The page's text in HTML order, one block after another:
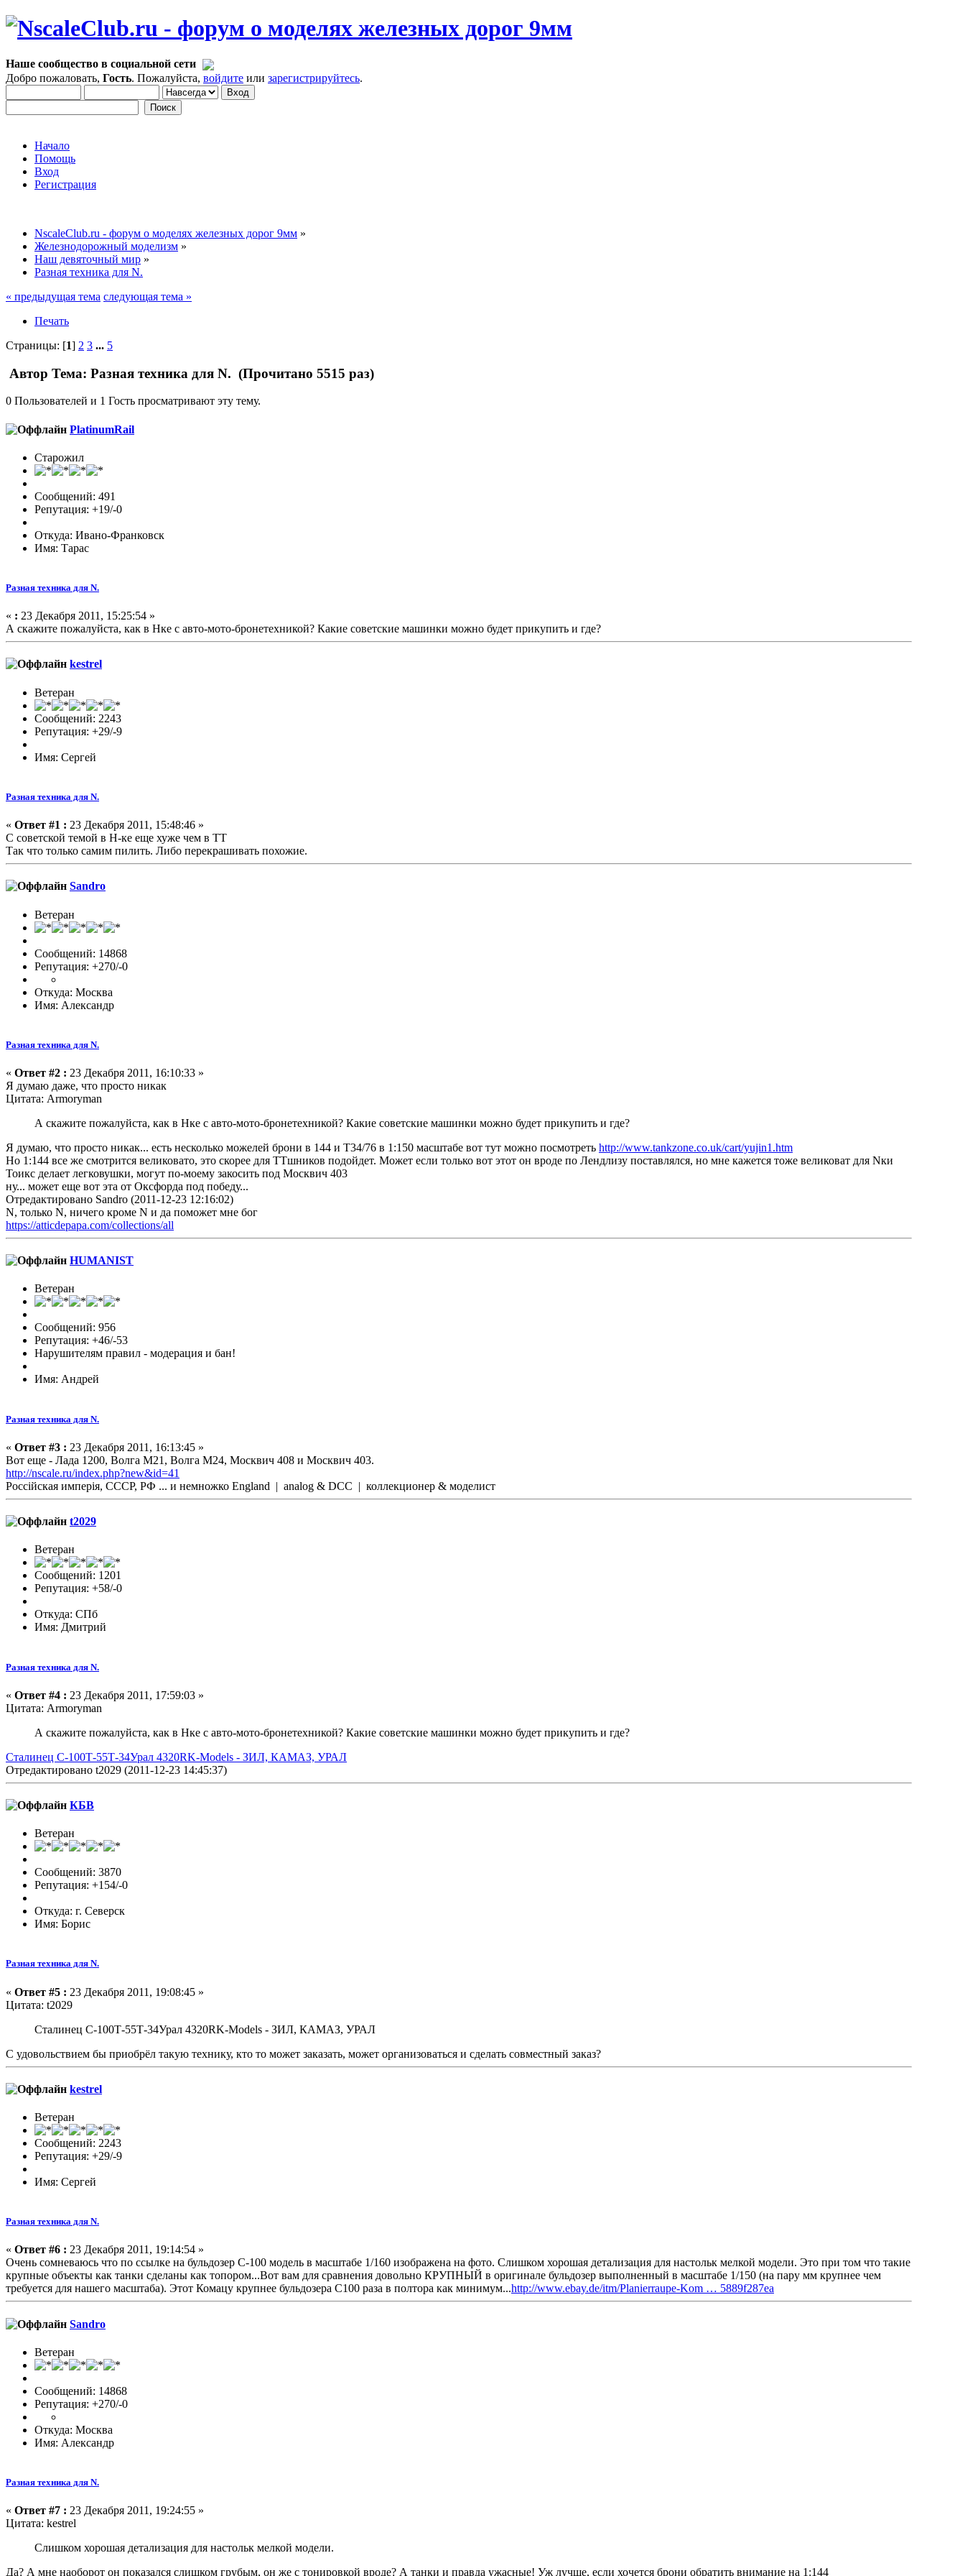
Наше сообщество в социальной сети
Добро пожаловать, Гость. Пожалуйста, войдите или зарегистрируйтесь.
Начало
Помощь
Вход
Регистрация
NscaleClub.ru - форум о моделях железных дорог 9мм »
Железнодорожный моделизм »
Наш девяточный мир »
Разная техника для N.
« предыдущая тема следующая тема »
Печать
Страницы: [1] 2 3 ... 5
Автор Тема: Разная техника для N. (Прочитано 5515 раз)
0 Пользователей и 1 Гость просматривают эту тему.
PlatinumRail
Старожил
Сообщений: 491
Репутация: +19/-0
Откуда: Ивано-Франковск
Имя: Тарас
Разная техника для N.
« : 23 Декабря 2011, 15:25:54 »
А скажите пожалуйста, как в Нке с авто-мото-бронетехникой? Какие советские машинки можно будет прикупить и где?
kestrel
Ветеран
Сообщений: 2243
Репутация: +29/-9
Имя: Сергей
Разная техника для N.
« Ответ #1 : 23 Декабря 2011, 15:48:46 »
C советской темой в Н-ке еще хуже чем в ТТ
Так что только самим пилить. Либо перекрашивать похожие.
Sandro
Ветеран
Сообщений: 14868
Репутация: +270/-0
Откуда: Москва
Имя: Александр
Разная техника для N.
« Ответ #2 : 23 Декабря 2011, 16:10:33 »
Я думаю даже, что просто никак
Цитата: Armoryman
А скажите пожалуйста, как в Нке с авто-мото-бронетехникой? Какие советские машинки можно будет прикупить и где?
Я думаю, что просто никак... есть несколько можелей брони в 144 и Т34/76 в 1:150 масштабе вот тут можно посмотреть http://www.tankzone.co.uk/cart/yujin1.htm
Но 1:144 все же смотрится великовато, это скорее для ТТшников подойдет. Может если только вот этот он вроде по Лендлизу поставлялся, но мне кажется тоже великоват для Nки
Тоикс делает легковушки, могут по-моему закосить под Москвич 403
ну... может еще вот эта от Оксфорда под победу...
Отредактировано Sandro (2011-12-23 12:16:02)
N, только N, ничего кроме N и да поможет мне бог
https://atticdepapa.com/collections/all
HUMANIST
Ветеран
Сообщений: 956
Репутация: +46/-53
Нарушителям правил - модерация и бан!
Имя: Андрей
Разная техника для N.
« Ответ #3 : 23 Декабря 2011, 16:13:45 »
Вот еще - Лада 1200, Волга М21, Волга М24, Москвич 408 и Москвич 403.
http://nscale.ru/index.php?new&id=41
Россійская имперія, СССР, РФ ... и немножко England | analog & DCC | коллекционер & моделист
t2029
Ветеран
Сообщений: 1201
Репутация: +58/-0
Откуда: СПб
Имя: Дмитрий
Разная техника для N.
« Ответ #4 : 23 Декабря 2011, 17:59:03 »
Цитата: Armoryman
А скажите пожалуйста, как в Нке с авто-мото-бронетехникой? Какие советские машинки можно будет прикупить и где?
Сталинец С-100Т-55Т-34Урал 4320RK-Models - ЗИЛ, КАМАЗ, УРАЛ
Отредактировано t2029 (2011-12-23 14:45:37)
КБВ
Ветеран
Сообщений: 3870
Репутация: +154/-0
Откуда: г. Северск
Имя: Борис
Разная техника для N.
« Ответ #5 : 23 Декабря 2011, 19:08:45 »
Цитата: t2029
Сталинец С-100Т-55Т-34Урал 4320RK-Models - ЗИЛ, КАМАЗ, УРАЛ
С удовольствием бы приобрёл такую технику, кто то может заказать, может организоваться и сделать совместный заказ?
kestrel
Ветеран
Сообщений: 2243
Репутация: +29/-9
Имя: Сергей
Разная техника для N.
« Ответ #6 : 23 Декабря 2011, 19:14:54 »
Очень сомневаюсь что по ссылке на бульдозер С-100 модель в масштабе 1/160 изображена на фото. Слишком хорошая детализация для настольк мелкой модели. Это при том что такие
крупные объекты как танки сделаны как топором...Вот вам для сравнения довольно КРУПНЫЙ в оригинале бульдозер выполненный в масштабе 1/150 (на пару мм крупнее чем
требуется для нашего масштаба). Этот Комацу крупнее бульдозера С100 раза в полтора как минимум...http://www.ebay.de/itm/Planierraupe-Kom … 5889f287ea
Sandro
Ветеран
Сообщений: 14868
Репутация: +270/-0
Откуда: Москва
Имя: Александр
Разная техника для N.
« Ответ #7 : 23 Декабря 2011, 19:24:55 »
Цитата: kestrel
Слишком хорошая детализация для настольк мелкой модели.
Да? А мне наоборот он показался слишком грубым, он же с тонировкой вроде? А танки и правда ужасные! Уж лучше, если хочется брони обратить внимание на 1:144